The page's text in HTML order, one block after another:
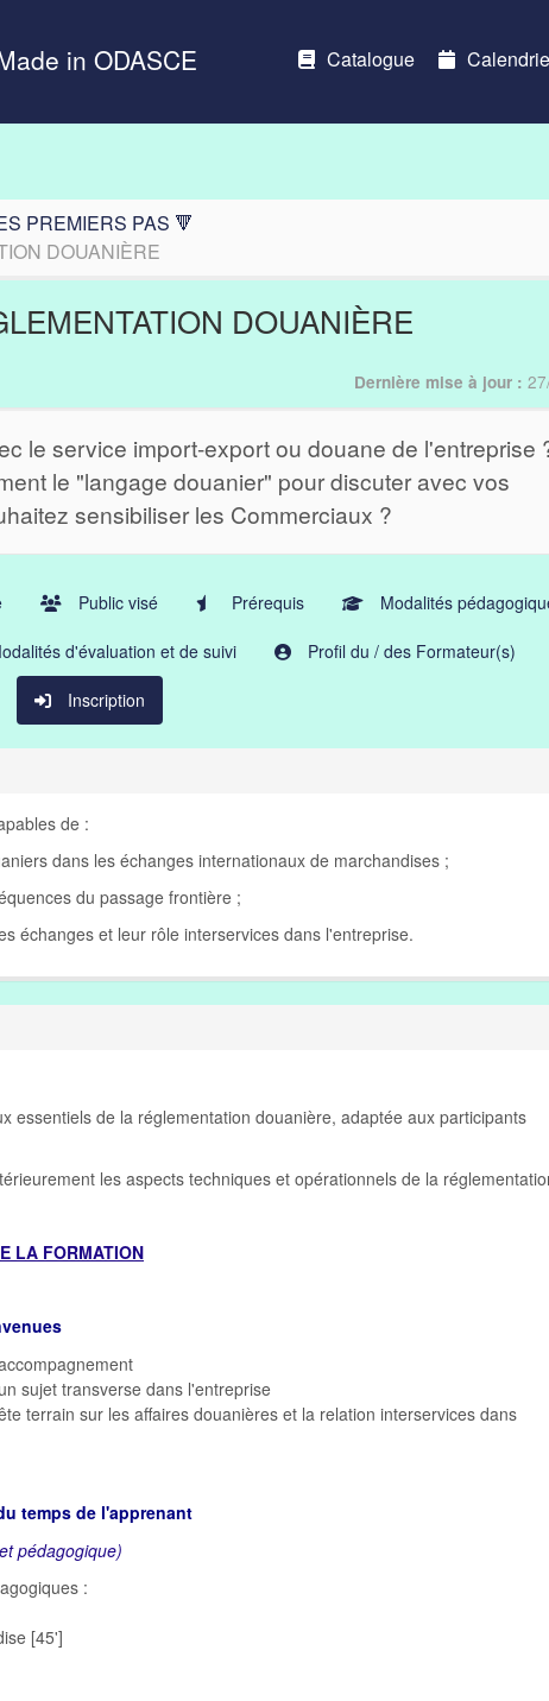
in ODASCE Catalogue
PREMIERS PAS 🔻
DOUANIÈRE
DOUANIÈRE
Dernière mise à jour :
le service import-export ou douane de l'entreprise
le "langage douanier" pour discuter avec vos
sensibiliser les Commerciaux ?
Public visé Prérequis Modalités
d'évaluation et de suivi Profil du / des Formateur(s)
Inscription
de :
dans les échanges internationaux de marchandises ;
du passage frontière ;
échanges et leur rôle interservices dans l'entreprise.
essentiels de la réglementation douanière, adaptée aux participants
les aspects techniques et opérationnels de la
LA FORMATION
sujet transverse dans l'entreprise
terrain sur les affaires douanières et la relation interservices dans
temps de l'apprenant
pédagogique)
:
[45']